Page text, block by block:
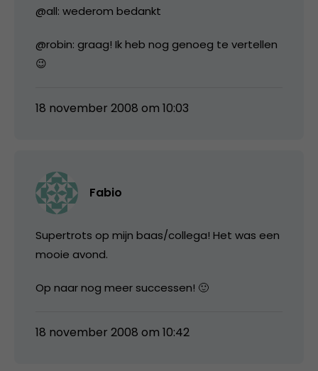
@all: wederom bedankt
@robin: graag! Ik heb nog genoeg te vertellen
😉
18 november 2008 om 10:03
Fabio
Supertrots op mijn baas/collega! Het was een
mooie avond.
Op naar nog meer successen! 🙂
18 november 2008 om 10:42